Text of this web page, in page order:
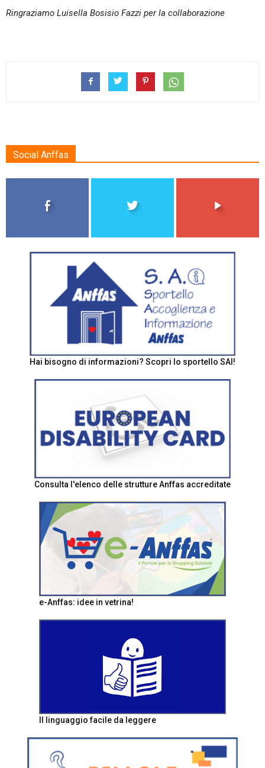
Ringraziamo Luisella Bosisio Fazzi per la collaborazione
Social Anffas
Hai bisogno di informazioni? Scopri lo sportello SAI!
Consulta l'elenco delle strutture Anffas accreditate
e-Anffas: idee in vetrina!
Il linguaggio facile da leggere